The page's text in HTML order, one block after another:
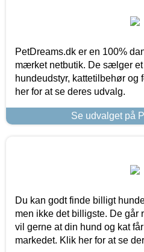
PetDreams.dk er en 100%
mærket netbutik. De sælger
hundeudstyr, kattetilbehør og
her for at se deres udvalg.
Se udvalget på
Du kan godt finde billigt
men ikke det billigste. De går
vil gerne at din hund og kat
markedet. Klik her for at se